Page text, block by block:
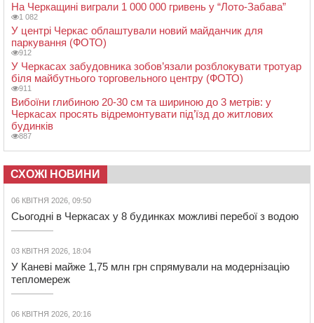
На Черкащині виграли 1 000 000 гривень у “Лото-Забава”
1 082
У центрі Черкас облаштували новий майданчик для
паркування (ФОТО)
912
У Черкасах забудовника зобов’язали розблокувати тротуар
біля майбутнього торговельного центру (ФОТО)
911
Вибоїни глибиною 20-30 см та шириною до 3 метрів: у
Черкасах просять відремонтувати під’їзд до житлових
будинків
887
СХОЖІ НОВИНИ
06 КВІТНЯ 2026, 09:50
Сьогодні в Черкасах у 8 будинках можливі перебої з водою
03 КВІТНЯ 2026, 18:04
У Каневі майже 1,75 млн грн спрямували на модернізацію
тепломереж
06 КВІТНЯ 2026, 20:16